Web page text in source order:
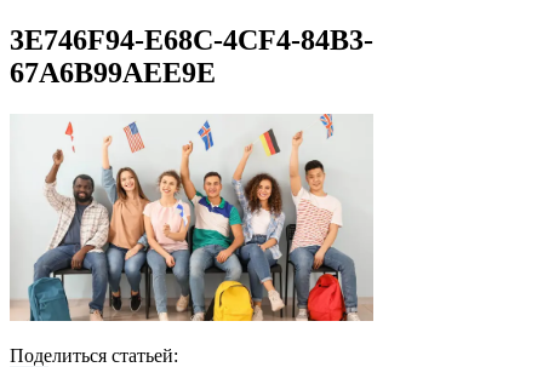
3E746F94-E68C-4CF4-84B3-
67A6B99AEE9E
Поделиться статьей: